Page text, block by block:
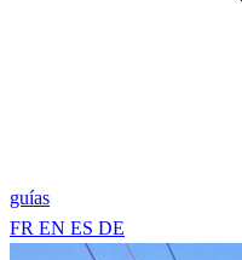
guías
FR EN ES DE